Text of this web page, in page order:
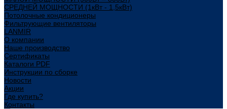
СРЕДНЕЙ МОЩНОСТИ (1кВт - 1,5кВт)
Потолочные кондиционеры
Фильтрующие вентиляторы
LANMIR
О компании
Наше производство
Сертификаты
Каталоги PDF
Инструкции по сборке
Новости
Акции
Где купить?
Контакты